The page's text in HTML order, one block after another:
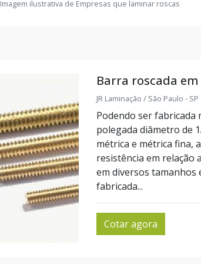
Imagem ilustrativa de Empresas que laminar roscas
Barra roscada
JR Laminação / São Paulo - SP
Podendo ser fabricada
polegada diâmetro de
métrica e métrica fina,
resistência em relação
em diversos tamanhos
fabricada...
Cotar agora